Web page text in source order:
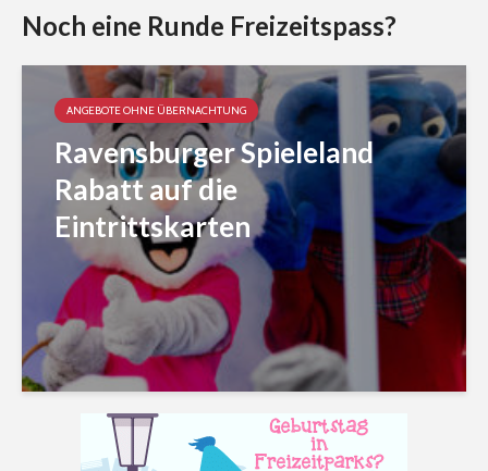
Noch eine Runde Freizeitspass?
ANGEBOTE OHNE ÜBERNACHTUNG
Ravensburger Spieleland
Rabatt auf die
Eintrittskarten